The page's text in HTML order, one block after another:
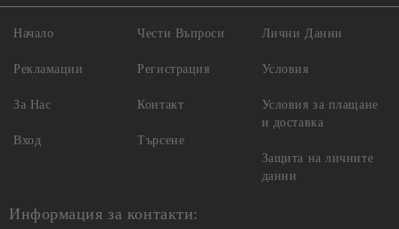
Начало
Рекламации
За Нас
Вход
Чести Въпроси
Регистрация
Контакт
Търсене
Лични Данни
Условия
Условия за плащане
и доставка
Защита на личните
данни
Информация за контакти: